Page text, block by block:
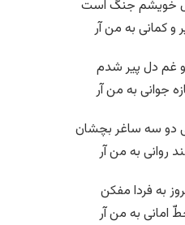
دل خویشم جنگ است
و کمانی به من آر
و غم دل پیر شدم
جوانی به من آر
دو سه ساغر بچشان
روانی به من آر
به فردا مفکن
امانی به من آر